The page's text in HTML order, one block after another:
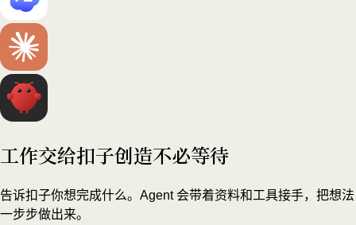
工作交给扣子创造不必等待
告诉扣子你想完成什么。Agent 会带着资料和工具接手，把想法
一步步做出来。